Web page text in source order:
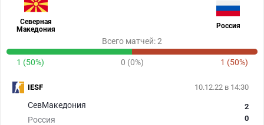
Северная
Македония
Россия
Всего матчей: 2
1 (50%) 0 (0%) 1 (50%)
10.12.22 в 14:30
СевМакедония
Россия
2
0
IESF